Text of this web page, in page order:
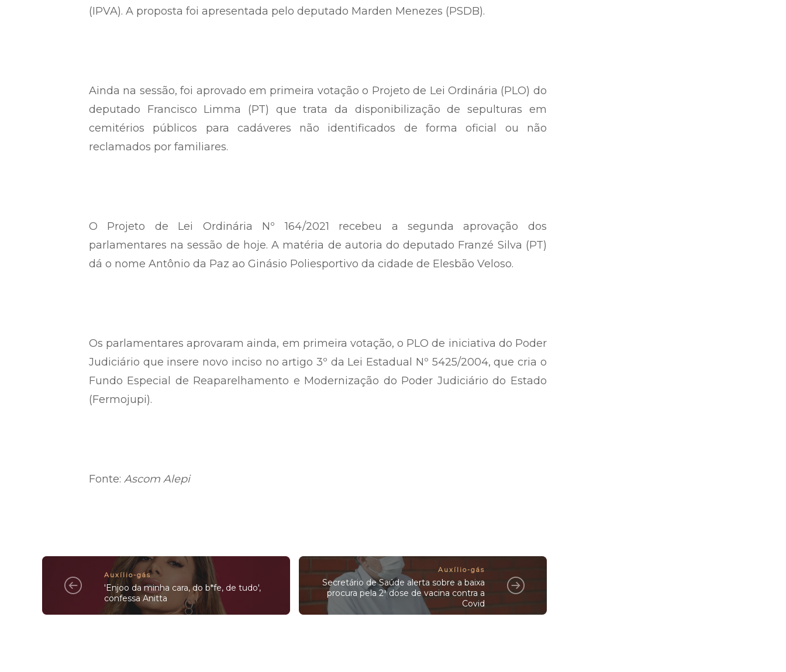
(IPVA). A proposta foi apresentada pelo deputado Marden Menezes (PSDB).
Ainda na sessão, foi aprovado em primeira votação o Projeto de Lei Ordinária (PLO) do
deputado Francisco Limma (PT) que trata da disponibilização de sepulturas em
cemitérios públicos para cadáveres não identificados de forma oficial ou não
reclamados por familiares.
O Projeto de Lei Ordinária Nº 164/2021 recebeu a segunda aprovação dos
parlamentares na sessão de hoje. A matéria de autoria do deputado Franzé Silva (PT)
dá o nome Antônio da Paz ao Ginásio Poliesportivo da cidade de Elesbão Veloso.
Os parlamentares aprovaram ainda, em primeira votação, o PLO de iniciativa do Poder
Judiciário que insere novo inciso no artigo 3º da Lei Estadual Nº 5425/2004, que cria o
Fundo Especial de Reaparelhamento e Modernização do Poder Judiciário do Estado
(Fermojupi).
Fonte: Ascom Alepi
Auxílio-gás
'Enjoo da minha cara, do b*fe, de tudo',
confessa Anitta
Auxílio-gás
Secretário de Saúde alerta sobre a baixa
procura pela 2ª dose de vacina contra a
Covid